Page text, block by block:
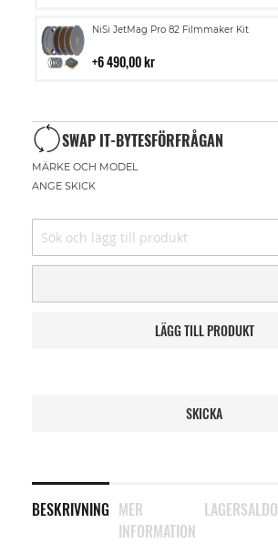
NiSi JetMag Pro 82 Filmmaker Kit
6 490,00 kr
Lägg
i
SWAP IT-BYTESFÖRFRÅGAN
MÄRKE OCH MODEL
ANGE SKICK
LÄGG TILL PRODUKT
SKICKA
BESKRIVNING MER
INFORMATION
LAGERSALDO